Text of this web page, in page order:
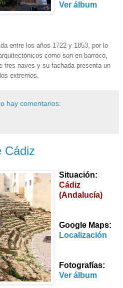
Ver álbum
entre los años 1722 y 1853, por lo
como son en barroco,
tres naves y su fachada presenta un
extremos.
hay comentarios:
Cádiz
Situación:
Cádiz
(Andalucía)
Google Maps:
Localización
Fotografías:
Ver álbum